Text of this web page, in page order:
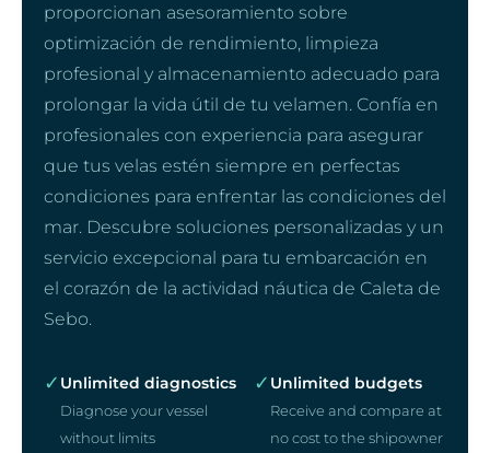
proporcionan asesoramiento sobre
optimización de rendimiento, limpieza
profesional y almacenamiento adecuado para
prolongar la vida útil de tu velamen. Confía en
profesionales con experiencia para asegurar
que tus velas estén siempre en perfectas
condiciones para enfrentar las condiciones del
mar. Descubre soluciones personalizadas y un
servicio excepcional para tu embarcación en
el corazón de la actividad náutica de Caleta de
Sebo.
✓ Unlimited diagnostics
Diagnose your vessel
without limits
✓ Unlimited budgets
Receive and compare at
no cost to the shipowner